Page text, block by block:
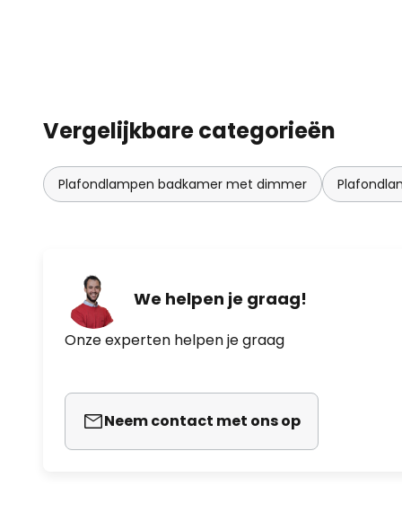
Vergelijkbare categorieën
Plafondlampen badkamer met dimmer
We helpen je graag!
Onze experten helpen je graag
Neem contact met ons op